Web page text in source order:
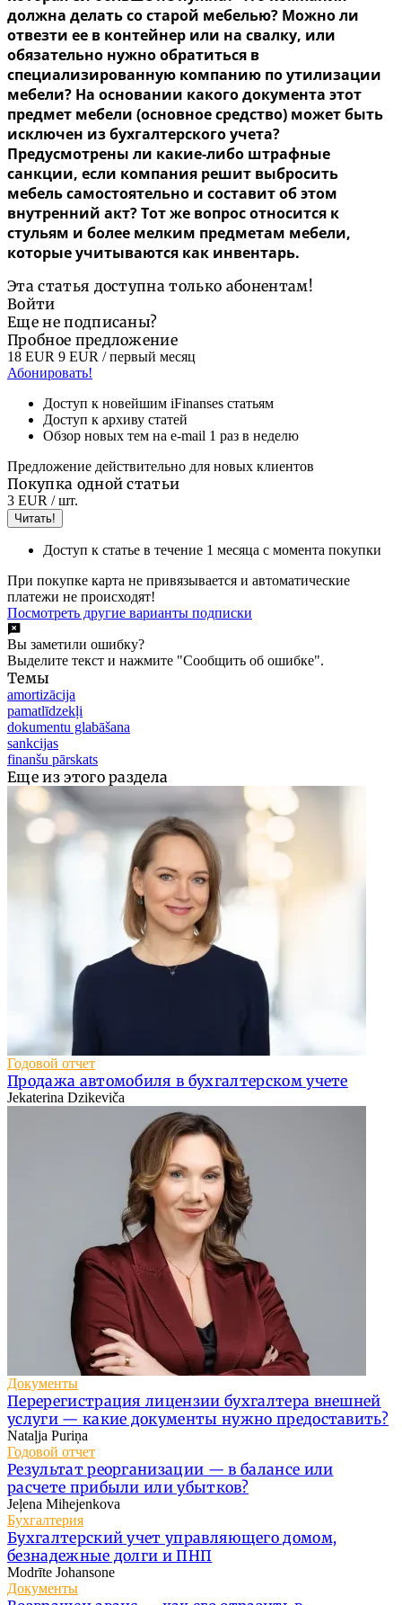
должна делать со старой мебелью? Можно ли
отвезти ее в контейнер или на свалку, или
обязательно нужно обратиться в
специализированную компанию по утилизации
мебели? На основании какого документа этот
предмет мебели (основное средство) может быть
исключен из бухгалтерского учета?
Предусмотрены ли какие-либо штрафные
санкции, если компания решит выбросить
мебель самостоятельно и составит об этом
внутренний акт? Тот же вопрос относится к
стульям и более мелким предметам мебели,
которые учитываются как инвентарь.
Эта статья доступна только абонентам!
Войти
Еще не подписаны?
Пробное предложение
18 EUR 9 EUR / первый месяц
Абонировать!
Доступ к новейшим iFinanses статьям
Доступ к архиву статей
Обзор новых тем на e-mail 1 раз в неделю
Предложение действительно для новых клиентов
Покупка одной статьи
3 EUR / шт.
Читать!
Доступ к статье в течение 1 месяца с момента покупки
При покупке карта не привязывается и автоматические
платежи не происходят!
Посмотреть другие варианты подписки
Вы заметили ошибку?
Выделите текст и нажмите "Сообщить об ошибке".
Темы
amortizācija
pamatlīdzekļi
dokumentu glabāšana
sankcijas
finanšu pārskats
Еще из этого раздела
Годовой отчет
Продажа автомобиля в бухгалтерском учете
Jekaterina Dzikeviča
Документы
Перерегистрация лицензии бухгалтера внешней
услуги — какие документы нужно предоставить?
Nataļja Puriņa
Годовой отчет
Результат реорганизации — в балансе или
расчете прибыли или убытков?
Jeļena Mihejenkova
Бухгалтерия
Бухгалтерский учет управляющего домом,
безнадежные долги и ПНП
Modrīte Johansone
Документы